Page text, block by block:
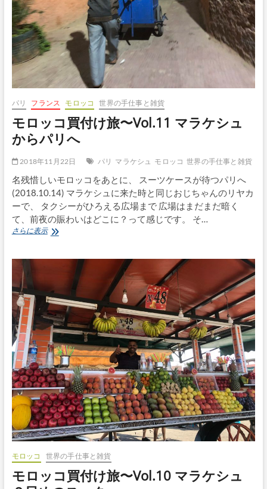
テ
ク
パリ フランス モロッコ 世界の手仕事と雑貨
モロッコ買付け旅〜Vol.11 マラケシュ
からパリへ
2018年11月22日 パリ マラケシュ モロッコ 世界の手仕事と雑貨
名残惜しいモロッコをあとに、 スーツケースが待つパリへ
(2018.10.14) マラケシュに来た時と同じおじちゃんのリヤカ
ーで、 タクシーがひろえる広場まで 広場はまだまだ暗く
て、前夜の賑わいはどこに？って感じです。 そ…
さらに表示モ
付
旅〜
Vol.11
マ
ラ
ケ
シ
ュ
か
ら
パ
リ
へ
モロッコ 世界の手仕事と雑貨
モロッコ買付け旅〜Vol.10 マラケシュ